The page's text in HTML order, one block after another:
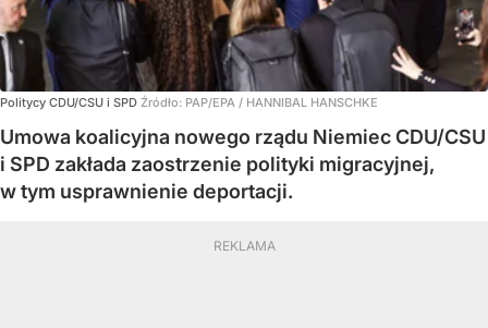
Politycy CDU/CSU i SPD Źródło: PAP/EPA / HANNIBAL HANSCHKE
Umowa koalicyjna nowego rządu Niemiec CDU/CSU
i SPD zakłada zaostrzenie polityki migracyjnej,
w tym usprawnienie deportacji.